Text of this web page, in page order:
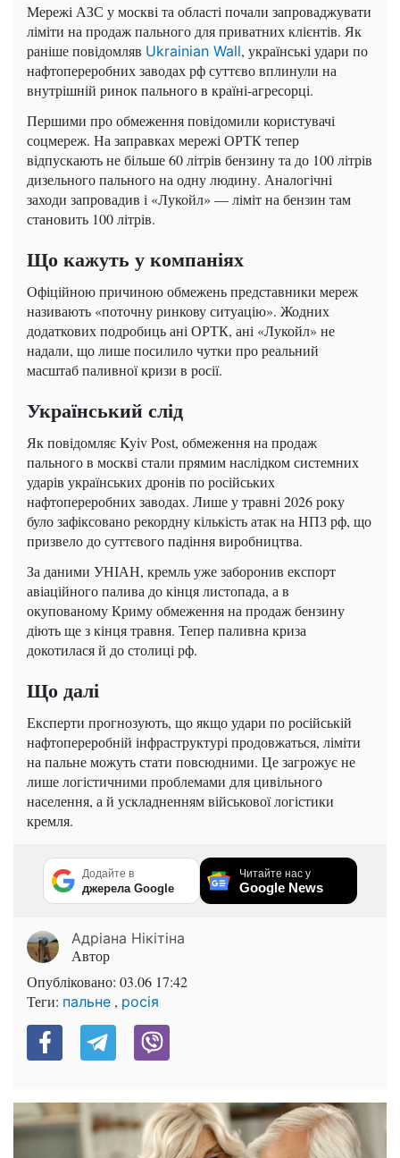
Мережі АЗС у москві та області почали запроваджувати
ліміти на продаж пального для приватних клієнтів. Як
раніше повідомляв Ukrainian Wall, українські удари по
нафтопереробних заводах рф суттєво вплинули на
внутрішній ринок пального в країні-агресорці.
Першими про обмеження повідомили користувачі
соцмереж. На заправках мережі ОРТК тепер
відпускають не більше 60 літрів бензину та до 100 літрів
дизельного пального на одну людину. Аналогічні
заходи запровадив і «Лукойл» — ліміт на бензин там
становить 100 літрів.
Що кажуть у компаніях
Офіційною причиною обмежень представники мереж
називають «поточну ринкову ситуацію». Жодних
додаткових подробиць ані ОРТК, ані «Лукойл» не
надали, що лише посилило чутки про реальний
масштаб паливної кризи в росії.
Український слід
Як повідомляє Kyiv Post, обмеження на продаж
пального в москві стали прямим наслідком системних
ударів українських дронів по російських
нафтопереробних заводах. Лише у травні 2026 року
було зафіксовано рекордну кількість атак на НПЗ рф, що
призвело до суттєвого падіння виробництва.
За даними УНІАН, кремль уже заборонив експорт
авіаційного палива до кінця листопада, а в
окупованому Криму обмеження на продаж бензину
діють ще з кінця травня. Тепер паливна криза
докотилася й до столиці рф.
Що далі
Експерти прогнозують, що якщо удари по російській
нафтопереробній інфраструктурі продовжаться, ліміти
на пальне можуть стати повсюдними. Це загрожує не
лише логістичними проблемами для цивільного
населення, а й ускладненням військової логістики
кремля.
Додайте в
джерела Google
Читайте нас у
Google News
Адріана Нікітіна
Автор
Опубліковано: 03.06 17:42
Теги: пальне , росія